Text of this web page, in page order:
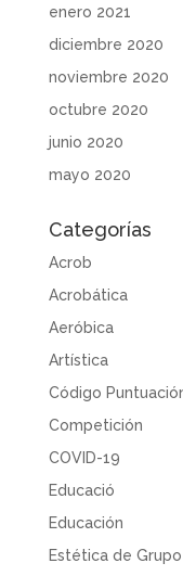
enero 2021
diciembre 2020
noviembre 2020
octubre 2020
junio 2020
mayo 2020
Categorías
Acrob
Acrobática
Aeróbica
Artística
Código
Competición
COVID-19
Educació
Educación
Estética de Grupo